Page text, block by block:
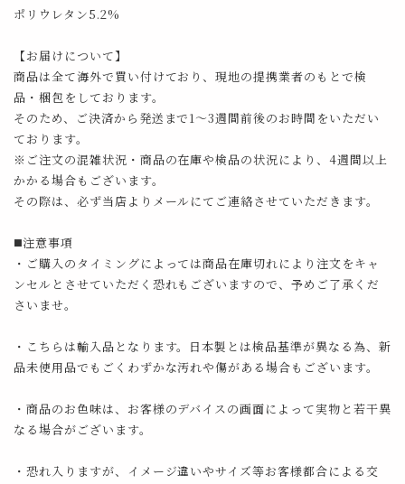
ポリウレタン5.2%
【お届けについて】
商品は全て海外で買い付けており、現地の提携業者のもとで検
品・梱包をしております。
そのため、ご決済から発送まで1～3週間前後のお時間をいただい
ております。
※ご注文の混雑状況・商品の在庫や検品の状況により、4週間以上
かかる場合もございます。
その際は、必ず当店よりメールにてご連絡させていただきます。
◼️注意事項
・ご購入のタイミングによっては商品在庫切れにより注文をキャ
ンセルとさせていただく恐れもございますので、予めご了承くだ
さいませ。
・こちらは輸入品となります。日本製とは検品基準が異なる為、新
品未使用品でもごくわずかな汚れや傷がある場合もございます。
・商品のお色味は、お客様のデバイスの画面によって実物と若干異
なる場合がございます。
・恐れ入りますが、イメージ違いやサイズ等お客様都合による交